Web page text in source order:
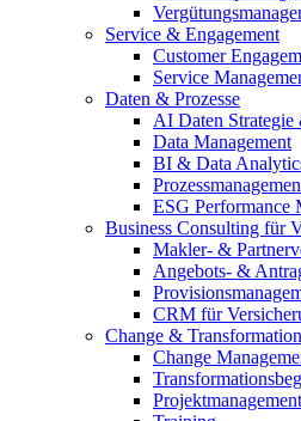
Service & Engagement
Customer
Service
Daten & Prozesse
AI Daten Strategie
Data Management
BI & Data
ESG Performance
Business Consulting für
Makler- &
Angebots- &
CRM für
Change & Transformation
Change
Projektmanagement